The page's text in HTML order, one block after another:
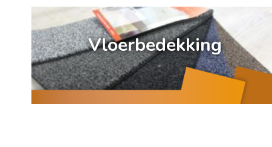
Vloerbedekking